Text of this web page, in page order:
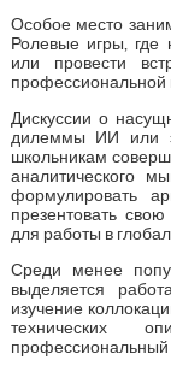
Особое место
Ролевые игры, где
или провести
профессиональной
Дискуссии о
дилеммы ИИ или
школьникам
аналитического
формулировать
презентовать
для работы в
Среди менее
выделяется
изучение
технических
профессиональный